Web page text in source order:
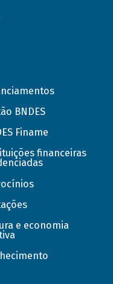
BNDES
Finame
financeiras
e economia